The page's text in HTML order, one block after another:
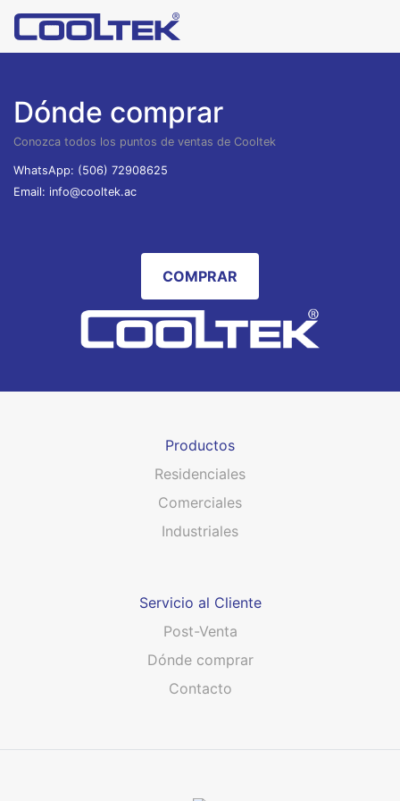
Dónde comprar
Conozca todos los puntos de ventas de Cooltek
WhatsApp: (506) 72908625
Email: info@cooltek.ac
COMPRAR
Productos
Residenciales
Comerciales
Industriales
Servicio al Cliente
Post-Venta
Dónde comprar
Contacto